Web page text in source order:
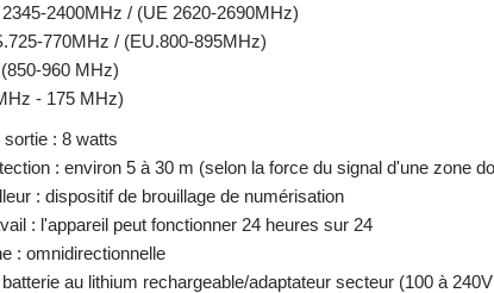
2400MHz / (UE 2620-2690MHz)
770MHz / (EU.800-895MHz)
960 MHz)
- 175 MHz)
: 8 watts
: environ 5 à 30 m (selon la force du signal d'une zone
: dispositif de brouillage de numérisation
: l'appareil peut fonctionner 24 heures sur 24
: omnidirectionnelle
au lithium rechargeable/adaptateur secteur (100 à